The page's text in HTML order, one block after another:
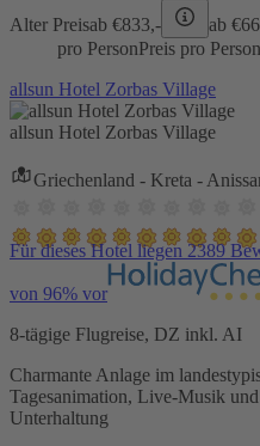
Alter Preisab €833,- ab €
pro PersonPreis pro Person
allsun Hotel Zorbas Village
allsun Hotel Zorbas Village
Griechenland - Kreta -
Für dieses Hotel liegen 2389
von 96% vor
8-tägige Flugreise, DZ inkl. AI
Charmante Anlage im
Tagesanimation, Live-Musik
Unterhaltung